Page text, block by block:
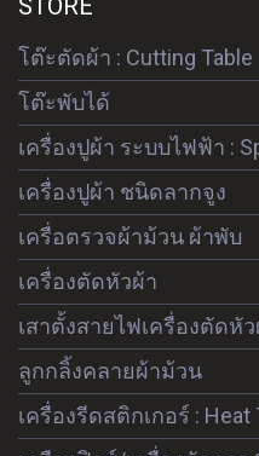
STORE
โต๊ะตัดผ้า : Cutting Table
โต๊ะพับได้
เครื่องปูผ้า ระบบไฟฟ้า :
เครื่องปูผ้า ชนิดลากจูง
เครื่อตรวจผ้าม้วน ผ้าพับ
เครื่องตัดหัวผ้า
เสาตั้งสายไฟเครื่องตัดหั
ลูกกลิ้งคลายผ้าม้วน
เครื่องรีดสติกเกอร์ : Heat